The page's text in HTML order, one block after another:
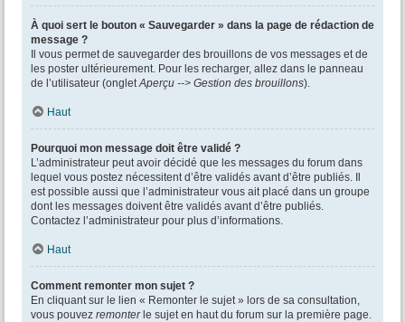
À quoi sert le bouton « Sauvegarder » dans la page de rédaction de
message ?
Il vous permet de sauvegarder des brouillons de vos messages et de
les poster ultérieurement. Pour les recharger, allez dans le panneau
de l’utilisateur (ongletAperçu --> Gestion des brouillons).
Haut
Pourquoi mon message doit être validé ?
L’administrateur peut avoir décidé que les messages du forum dans
lequel vous postez nécessitent d’être validés avant d’être publiés. Il
est possible aussi que l’administrateur vous ait placé dans un groupe
dont les messages doivent être validés avant d’être publiés.
Contactez l’administrateur pour plus d’informations.
Haut
Comment remonter mon sujet ?
En cliquant sur le lien « Remonter le sujet » lors de sa consultation,
vous pouvez remonterle sujet en haut du forum sur la première page.